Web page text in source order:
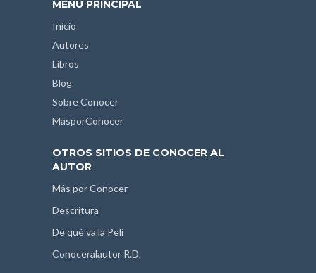
MENÚ PRINCIPAL
Inicio
Autores
Libros
Blog
Sobre Conocer
MásporConocer
OTROS SITIOS DE CONOCER AL
AUTOR
Más por Conocer
Descritura
De qué va la Peli
Conoceralautor R.D.